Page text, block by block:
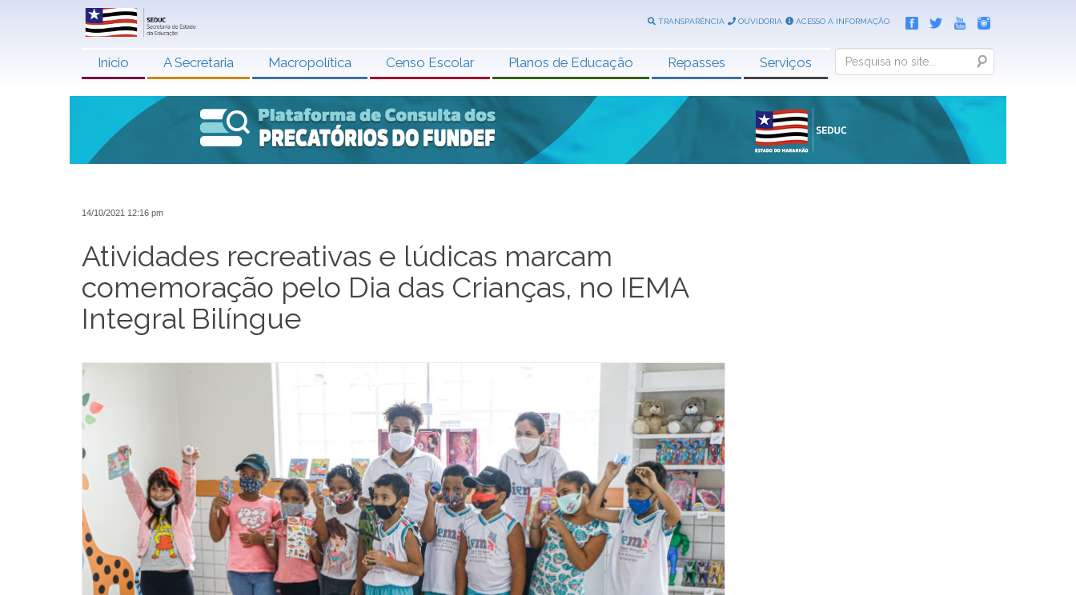
TRANSPARÊNCIA OUVIDORIA ACESSO A INFORMAÇÃO
Início A Secretaria Macropolítica Censo Escolar Planos de Educação Repasses Serviços Search
14/10/2021 12:16 pm
Atividades recreativas e lúdicas marcam
comemoração pelo Dia das Crianças, no IEMA
Integral Bilíngue